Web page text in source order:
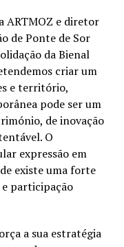
ARTMOZ e diretor
de Ponte de Sor
da Bienal
criar um
e território,
pode ser um
de inovação
O
expressão em
existe uma forte
participação
a sua estratégia